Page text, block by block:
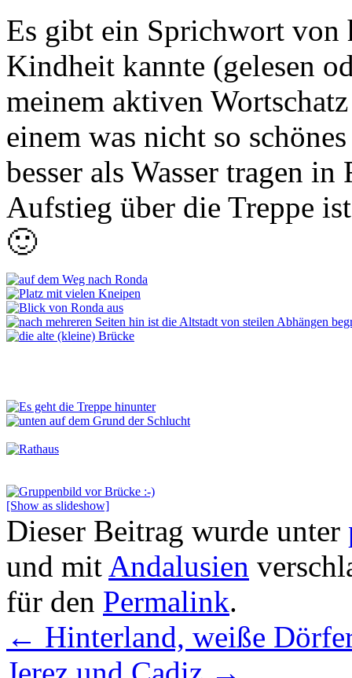
Es gibt ein Sprichwort von
Kindheit kannte (gelesen
meinem aktiven
einem was nicht so
besser als Wasser tragen
Aufstieg über die Treppe
🙂
[Show as slideshow]
Dieser Beitrag wurde unter
und mit Andalusien
für den Permalink.
← Hinterland, weiße